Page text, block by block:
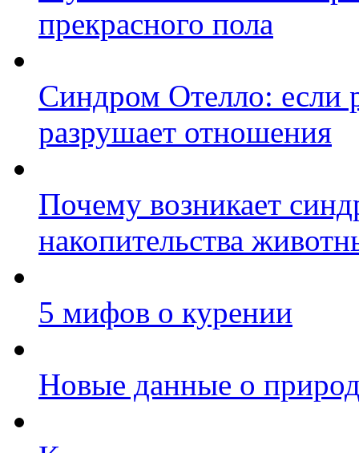
прекрасного пола
Синдром Отелло: если
разрушает отношения
Почему возникает
накопительства
5 мифов о курении
Новые данные о